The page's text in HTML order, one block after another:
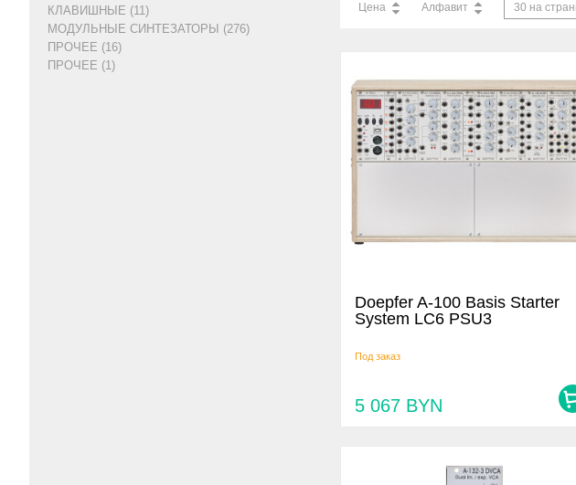
КЛАВИШНЫЕ (11)
МОДУЛЬНЫЕ СИНТЕЗАТОРЫ (276)
ПРОЧЕЕ (16)
ПРОЧЕЕ (1)
Цена Алфавит 30 на
Doepfer A-100 Basis Starter
System LC6 PSU3
Под заказ
5 067 BYN